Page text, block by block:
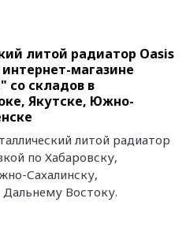
литой радиатор Oasis
магазине
со складов в
Якутске, Южно-
литой радиатор
по Хабаровску,
Сахалинску,
Востоку.